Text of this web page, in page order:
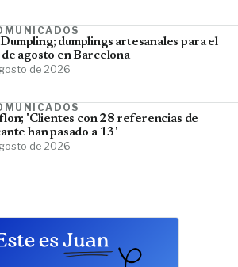
dumplings artesanales para el
agosto en Barcelona
de 2026
'Clientes con 28 referencias de
han pasado a 13'
de 2026